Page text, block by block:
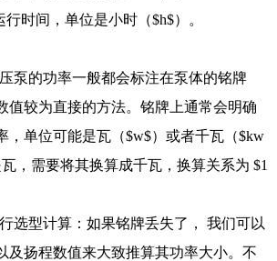
时间，单位是小时（$h$）。
泵的功率一般都会标注在泵体的铭牌
值较为直接的方法。铭牌上通常会明确
，单位可能是瓦（$w$）或者千瓦（$kw
，需要将其换算成千瓦，换算关系为 $1
选型计算：如果铭牌丢失了， 我们可以
及扬程数值来大致推算其功率大小。不